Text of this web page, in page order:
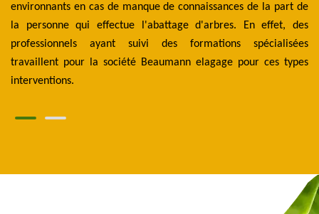
environnants en cas de manque de connaissances de la part de
la personne qui effectue l'abattage d'arbres. En effet, des
professionnels ayant suivi des formations spécialisées
travaillent pour la société Beaumann elagage pour ces types
interventions.